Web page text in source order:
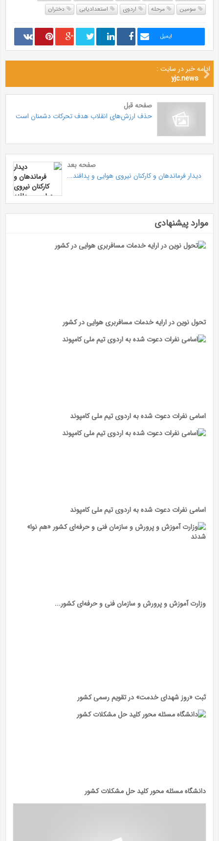
سومین
مرحله اردوی استعدادیابی دختران
ایمیل
ادامه خبر در سایت :
yjc.news
صفحه قبل
حذف ارزش‌های انقلاب هدف تحرکات دشمنان است
صفحه بعد
دیدار فرماندهان و کارکنان نیروی هوایی و پدافند...
موارد پیشنهادی
تحول نوین در ارایه خدمات مسافربری هوایی در کشور
اسامی نفرات دعوت شده به اردوی تیم ملی کامپوند
اسامی نفرات دعوت شده به اردوی تیم ملی کامپوند
وزارت آموزش و پرورش و سازمان فنی و حرفه‌ای کشور...
ثبت «روز شهدای خدمت» در تقویم رسمی کشور
دانشگاه مسئله محور کلید حل مشکلات کشور